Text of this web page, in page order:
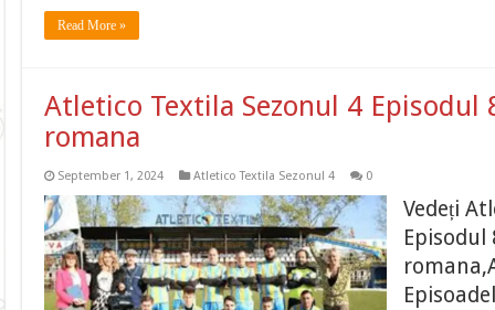
Read More »
Atletico Textila Sezonul 4
romana
September 1, 2024 Atletico Textila Sezonul 4 0
Vedeți